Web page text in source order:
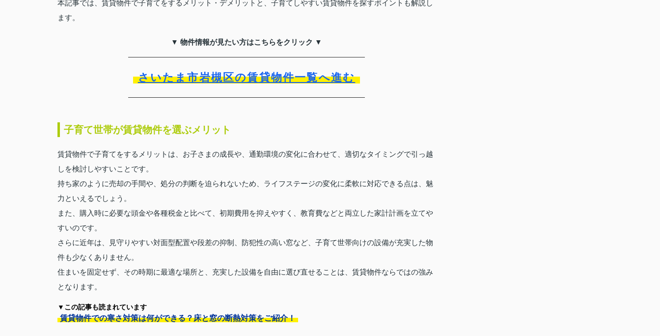
本記事では、賃貸物件で子育てをするメリット・デメリットと、子育てしやすい賃貸物件を探すポイントも解説し
ます。
▼ 物件情報が見たい方はこちらをクリック ▼
さいたま市岩槻区の賃貸物件一覧へ進む
子育て世帯が賃貸物件を選ぶメリット
賃貸物件で子育てをするメリットは、お子さまの成長や、通勤環境の変化に合わせて、適切なタイミングで引っ越
しを検討しやすいことです。
持ち家のように売却の手間や、処分の判断を迫られないため、ライフステージの変化に柔軟に対応できる点は、魅
力といえるでしょう。
また、購入時に必要な頭金や各種税金と比べて、初期費用を抑えやすく、教育費などと両立した家計計画を立てや
すいのです。
さらに近年は、見守りやすい対面型配置や段差の抑制、防犯性の高い窓など、子育て世帯向けの設備が充実した物
件も少なくありません。
住まいを固定せず、その時期に最適な場所と、充実した設備を自由に選び直せることは、賃貸物件ならではの強み
となります。
▼この記事も読まれています
賃貸物件での寒さ対策は何ができる？床と窓の断熱対策をご紹介！